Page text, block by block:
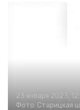
23 января 2023,
Фото: Старицкая